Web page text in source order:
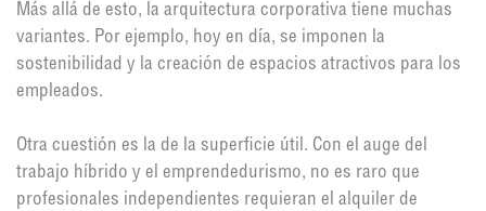
Más allá de esto, la arquitectura corporativa tiene muchas
variantes. Por ejemplo, hoy en día, se imponen la
sostenibilidad y la creación de espacios atractivos para los
empleados.
Otra cuestión es la de la superficie útil. Con el auge del
trabajo híbrido y el emprendedurismo, no es raro que
profesionales independientes requieran el alquiler de